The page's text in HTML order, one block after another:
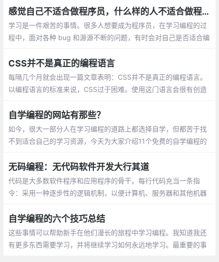
感觉自己不适合做程序员，什么样的人不适合做程序员？
学习是一件艰苦的事情。很多人想要成为程序员，在学习编程的过
程中，面对各种 bug 和源源不断的问题，有时会对自己是否适合编
员的十个特征
CSS并不是真正的编程语言
每隔几个月就会出现一篇文章表明：CSS并不是真正的编程语言。
以编程语言的标准来说，CSS过于困难。使用这门语言会很有创造
标准化编程语言相比
自学编程的网站有那些？
如今，很大一部分人在学习编程的道路上都选择自学，但都苦于找
不到适合自己的学习资源，今天为大家介绍11个免费的自学编程的
l，你可以通过它学习所有的网站建设基础教程
无码编程：无代码软件开发大行其道
代码是大多数软件程序和应用程序的骨干。每行代码充当一条指
令：采用一种逐步性的逻辑机制，以便计算机、服务器和其他机器
技能有时很吃香。
自学编程的六个技巧总结
这些事情可以帮助新手在他们漫长的旅程中学习编程。我知道我还
有更多东西需要学习，并将继续学习如何永远地学习。最重要的事